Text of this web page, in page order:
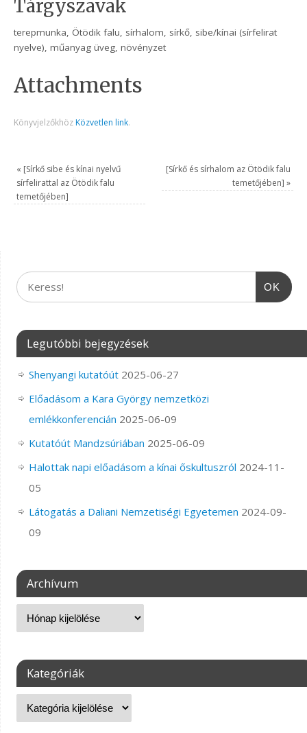
Tárgyszavak
terepmunka, Ötödik falu, sírhalom, sírkő, sibe/kínai (sírfelirat
nyelve), műanyag üveg, növényzet
Attachments
Könyvjelzőkhöz Közvetlen link.
« [Sírkő sibe és kínai nyelvű
sírfelirattal az Ötödik falu
temetőjében]
[Sírkő és sírhalom az Ötödik falu
temetőjében] »
OK
Legutóbbi bejegyzések
Shenyangi kutatóút 2025-06-27
Előadásom a Kara György nemzetközi
emlékkonferencián 2025-06-09
Kutatóút Mandzsúriában 2025-06-09
Halottak napi előadásom a kínai őskultuszról 2024-11-
05
Látogatás a Daliani Nemzetiségi Egyetemen 2024-09-
09
Archívum
Kategóriák